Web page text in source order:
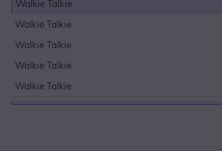
Walkie Talkie
Walkie Talkie
Walkie Talkie
Walkie Talkie
Walkie Talkie